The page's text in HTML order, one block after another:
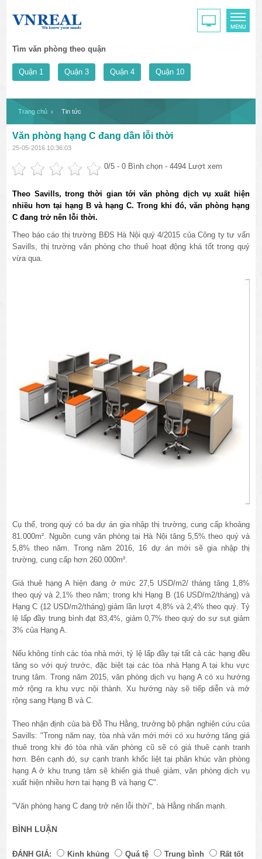
Tìm văn phòng theo quận
Quận 1 Quận 3 Quận 4 Quận 10
Trang chủ Tin tức
Văn phòng hạng C đang dần lỗi thời
25-05-2016 10:36:03
0/5 -0 Bình chọn - 4494 Lượt xem
Theo Savills, trong thời gian tới văn phòng dịch vụ xuất hiện
nhiều hơn tại hạng B và hạng C. Trong khi đó, văn phòng hạng
C đang trở nên lỗi thời.
Theo báo cáo thị trường BĐS Hà Nội quý 4/2015 của Công ty tư vấn
Savills, thị trường văn phòng cho thuê hoạt động khá tốt trong quý
vừa qua.
Cụ thể, trong quý có ba dự án gia nhập thị trường, cung cấp khoảng
81.000m². Nguồn cung văn phòng tại Hà Nội tăng 5,5% theo quý và
5,8% theo năm. Trong năm 2016, 16 dự án mới sẽ gia nhập thị
trường, cung cấp hơn 260.000m².
Giá thuê hạng A hiện đang ở mức 27,5 USD/m2/ tháng tăng 1,8%
theo quý và 2,1% theo năm; trong khi Hạng B (16 USD/m2/tháng) và
Hạng C (12 USD/m2/tháng) giảm lần lượt 4,8% và 2,4% theo quý. Tỷ
lệ lấp đầy trung bình đạt 83,4%, giảm 0,7% theo quý do sự sụt giảm
3% của Hạng A.
Nếu không tính các tòa nhà mới, tỷ lệ lấp đầy tại tất cả các hạng đều
tăng so với quý trước, đặc biệt tại các tòa nhà Hạng A tại khu vực
trung tâm. Trong năm 2015, văn phòng dịch vụ hạng A có xu hướng
mở rộng ra khu vực nội thành. Xu hướng này sẽ tiếp diễn và mở
rộng sang Hạng B và C.
Theo nhận định của bà Đỗ Thu Hằng, trưởng bộ phận nghiên cứu của
Savills: "Trong năm nay, tòa nhà văn mới mới có xu hướng tăng giá
thuê trong khi đó tòa nhà văn phòng cũ sẽ có giá thuê cạnh tranh
hơn. Bên cạnh đó, sự cạnh tranh khốc liệt tại phân khúc văn phòng
hạng A ở khu trung tâm sẽ khiến giá thuê giảm, văn phòng dịch vụ
xuất hiện nhiều hơn tại hạng B và hạng C".
"Văn phòng hạng C đang trở nên lỗi thời", bà Hằng nhấn mạnh.
BÌNH LUẬN
ĐÁNH GIÁ: Kinh khủng Quá tệ Trung bình
Rất tốt